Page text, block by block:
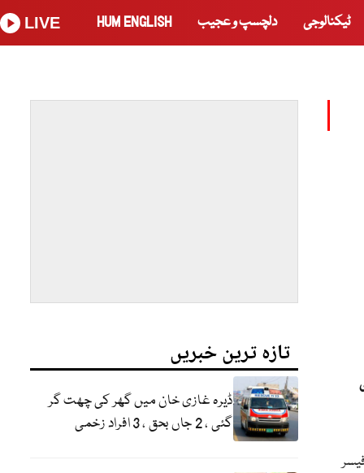
ٹیکنالوجی دلچسپ و عجیب HUM ENGLISH
LIVE
تازہ ترین خبریں
ڈیرہ غازی خان میں گھر کی چھت گر
گئی ، 2 جاں بحق ، 3 افراد زخمی